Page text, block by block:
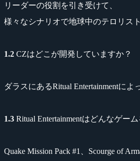
リーダーの役割を引き受けて、
様々なシナリオで地球中のテロリス
1.2 CZはどこが開発していますか？
ダラスにあるRitual Entertainmentに
1.3 Ritual Entertainmentはどんなゲー
Quake Mission Pack #1、Scourge of